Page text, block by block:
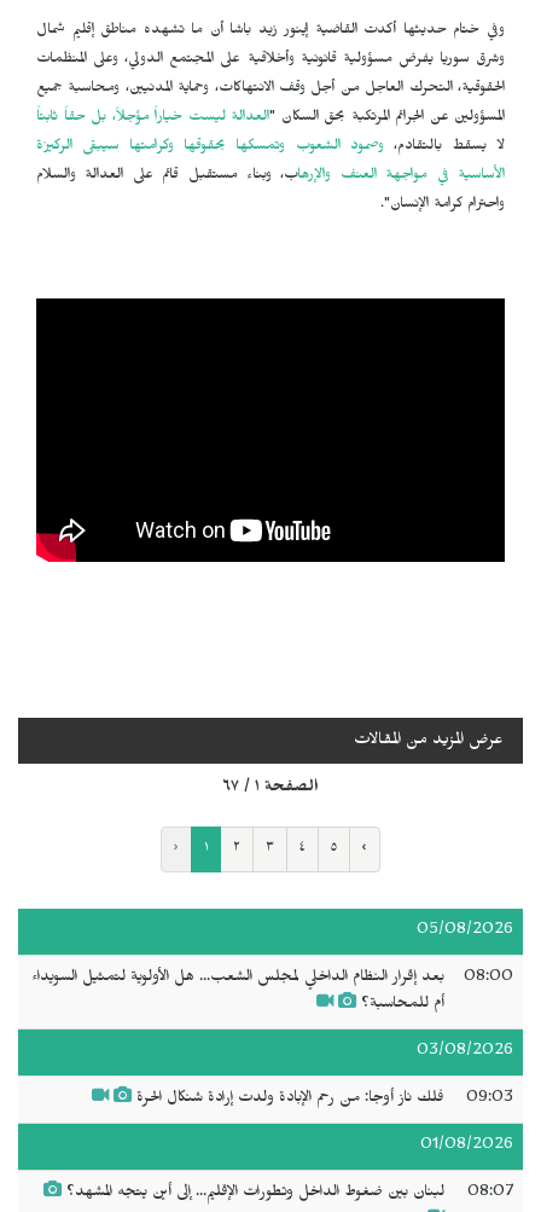
وفي ختام حديثها أكدت القاضية إينور زيد باشا أن ما تشهده مناطق إقليم شمال
وشرق سوريا يفرض مسؤولية قانونية وأخلاقية على المجتمع الدولي، وعلى المنظمات
الحقوقية، التحرك العاجل من أجل وقف الانتهاكات، وحماية المدنيين، ومحاسبة جميع
المسؤولين عن الجرائم المرتكبة بحق السكان "العدالة ليست خياراً مؤجلاً، بل حقاً ثابتاً
لا يسقط بالتقادم،وصمود الشعوب وتمسكها بحقوقها وكرامتها سيبقى الركيزة
الأساسية في مواجهة العنف والإرهاب، وبناء مستقبل قائم على العدالة والسلام
واحترام كرامة الإنسان".
عرض المزيد من المقالات
الصفحة ١ / ٦٧
‹ ١ ٢ ٣ ٤ ٥ ›
05/08/2026
08:00
بعد إقرار النظام الداخلي لمجلس الشعب... هل الأولوية لتمثيل السويداء
أم للمحاسبة؟
03/08/2026
09:03 فلك ناز أوجا: من رحم الإبادة ولدت إرادة شنكال الحرة
01/08/2026
08:07 لبنان بين ضغوط الداخل وتطورات الإقليم... إلى أين يتجه المشهد؟